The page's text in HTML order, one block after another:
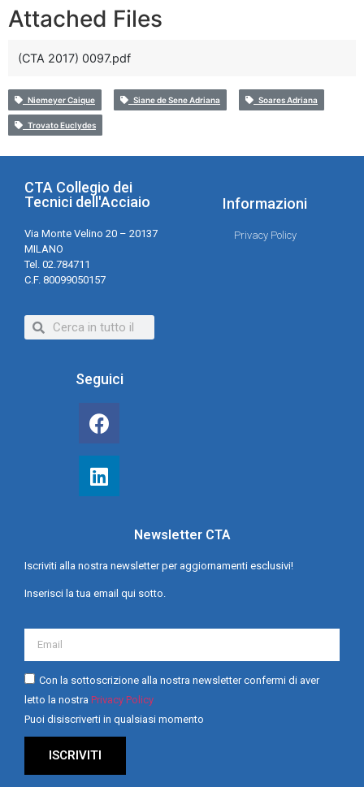
Attached Files
(CTA 2017) 0097.pdf
Niemeyer Caique Siane de Sene Adriana Soares Adriana
Trovato Euclydes
CTA Collegio dei
Tecnici dell'Acciaio
Via Monte Velino 20 – 20137
MILANO
Tel. 02.784711
C.F. 80099050157
Informazioni
Privacy Policy
Seguici
Newsletter CTA
Iscriviti alla nostra newsletter per aggiornamenti esclusivi!
Inserisci la tua email qui sotto.
Con la sottoscrizione alla nostra newsletter confermi di aver
letto la nostra Privacy Policy
Puoi disiscriverti in qualsiasi momento
ISCRIVITI